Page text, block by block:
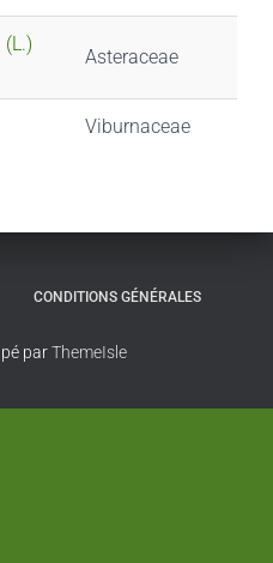
Asteraceae
Viburnaceae
CONDITIONS GÉNÉRALES
parThemeIsle